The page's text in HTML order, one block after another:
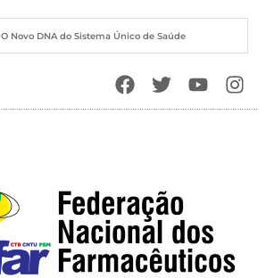
O Novo DNA do Sistema Único de Saúde